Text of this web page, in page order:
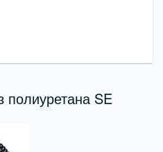
полиуретана SE